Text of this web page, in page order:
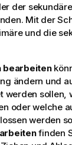
der
Mit der
und die
bearbeiten
ändern und
werden sollen,
oder welche
werden
finden